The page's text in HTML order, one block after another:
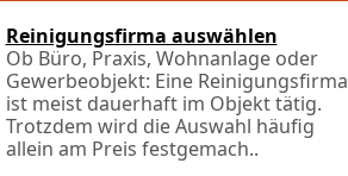
Reinigungsfirma auswählen
Ob Büro, Praxis, Wohnanlage oder
Gewerbeobjekt: Eine Reinigungsfirma
ist meist dauerhaft im Objekt tätig.
Trotzdem wird die Auswahl häufig
allein am Preis festgemach..